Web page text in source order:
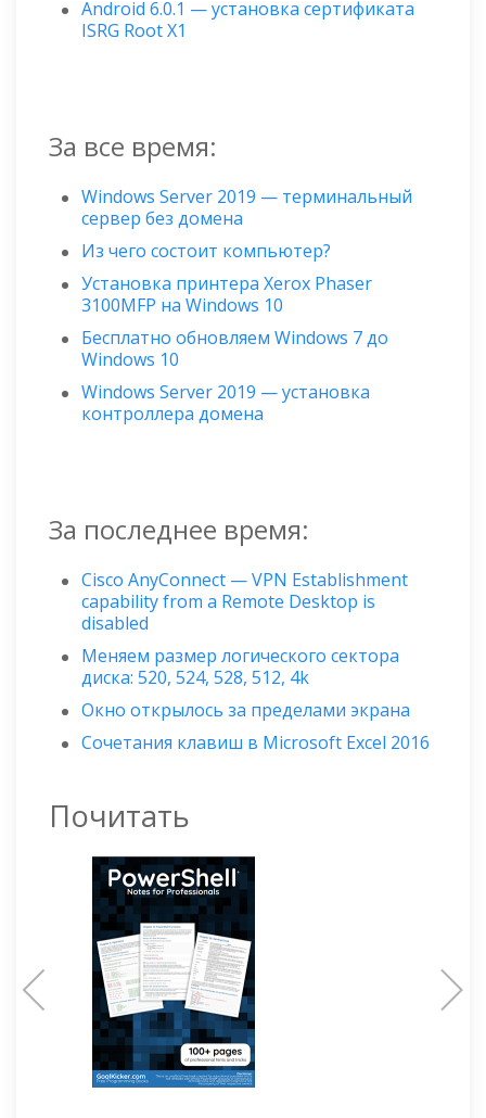
Android 6.0.1 — установка сертификата
ISRG Root X1
За все время:
Windows Server 2019 — терминальный
сервер без домена
Из чего состоит компьютер?
Установка принтера Xerox Phaser
3100MFP на Windows 10
Бесплатно обновляем Windows 7 до
Windows 10
Windows Server 2019 — установка
контроллера домена
За последнее время:
Cisco AnyConnect — VPN Establishment
capability from a Remote Desktop is
disabled
Меняем размер логического сектора
диска: 520, 524, 528, 512, 4k
Окно открылось за пределами экрана
Сочетания клавиш в Microsoft Excel 2016
Почитать